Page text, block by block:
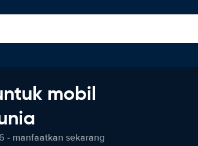
mobil
- manfaatkan sekarang